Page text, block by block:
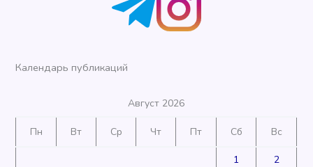
Календарь публикаций
Август 2026
Пн Вт Ср Чт Пт Сб Вс
1 2